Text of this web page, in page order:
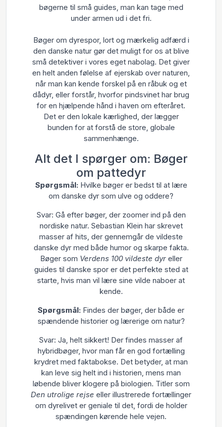
bøgerne til små guides, man kan tage med
under armen ud i det fri.
Bøger om dyrespor, lort og mærkelig adfærd i
den danske natur gør det muligt for os at blive
små detektiver i vores eget nabolag. Det giver
en helt anden følelse af ejerskab over naturen,
når man kan kende forskel på en råbuk og et
dådyr, eller forstår, hvorfor pindsvinet har brug
for en hjælpende hånd i haven om efteråret.
Det er den lokale kærlighed, der lægger
bunden for at forstå de store, globale
sammenhænge.
Alt det I spørger om: Bøger
om pattedyr
Spørgsmål: Hvilke bøger er bedst til at lære
om danske dyr som ulve og oddere?
Svar: Gå efter bøger, der zoomer ind på den
nordiske natur. Sebastian Klein har skrevet
masser af hits, der gennemgår de vildeste
danske dyr med både humor og skarpe fakta.
Bøger som Verdens 100 vildeste dyreller
guides til danske spor er det perfekte sted at
starte, hvis man vil lære sine vilde naboer at
kende.
Spørgsmål: Findes der bøger, der både er
spændende historier og lærerige om natur?
Svar: Ja, helt sikkert! Der findes masser af
hybridbøger, hvor man får en god fortælling
krydret med faktabokse. Det betyder, at man
kan leve sig helt ind i historien, mens man
løbende bliver klogere på biologien. Titler som
Den utrolige rejse eller illustrerede fortællinger
om dyrelivet er geniale til det, fordi de holder
spændingen kørende hele vejen.